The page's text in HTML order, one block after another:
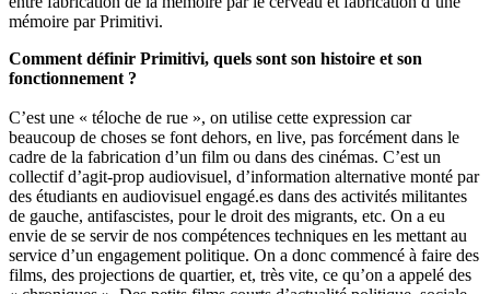
mémoire par Primitivi.
Comment définir Primitivi, quels sont son histoire et son
fonctionnement ?
C’est une « téloche de rue », on utilise cette expression car
beaucoup de choses se font dehors, en live, pas forcément dans le
cadre de la fabrication d’un film ou dans des cinémas. C’est un
collectif d’agit-prop audiovisuel, d’information alternative monté par
des étudiants en audiovisuel engagé.es dans des activités militantes
de gauche, antifascistes, pour le droit des migrants, etc. On a eu
envie de se servir de nos compétences techniques en les mettant au
service d’un engagement politique. On a donc commencé à faire des
films, des projections de quartier, et, très vite, ce qu’on a appelé des